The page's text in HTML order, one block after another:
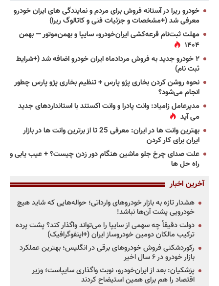
خودرو ریرا در آستانه فروش برای مردم و نمایندگی های ایران خودرو
معرفی شد (+مشخصات و جزئیات فنی و کاتالوگ ریرا)
مهلت ثبت‌نام قرعه‌کشی ایران‌خودرو، سایپا و بهمن‌موتور — بهمن
۱۴۰۴
۲ خودرو جدید به فروش مردادماه ایران خودرو اضافه شد (+شرایط
ثبت نام)
نحوه روشن کردن بخاری پژو پارس + تنظیم بخاری پژو پارس چطور
انجام می‌شود؟
مدیرعامل زامیاد: وانت پادرا و وانت اکستند با استانداردهای جدید
می آید
بهترین وانت ها در ایران: معرفی 25 تا از برترین وانت ها در بازار
ایران برای کار کردن
علت صدای چرخ جلو ماشین هنگام دور زدن چیست؟ + عیب یابی و
راه حل ها
آخرین اخبار
هشدار تازه به بازار خودروهای وارداتی؛ حواله‌هایی که شاید هیچ
خودرویی پشت آن‌ها نباشد!
دولت دقیقاً چه سهمی از سایپا را می‌تواند واگذار کند؟ پشت پرده
ترکیب مالکان دومین خودروساز ایران (+اینفوگرافیک)
رکوردشکنی فروش خودروهای برقی در انگلیس؛ بهترین عملکرد
بازار خودرو در ۶ سال اخیر
پزشکیان: بعد از ایران‌خودرو، نوبت واگذاری سایپاست؛ وزیر
اقتصاد را هم برای همین استیضاح کردند